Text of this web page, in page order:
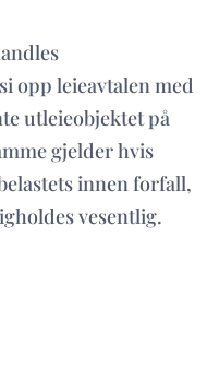
opp leieavtalen med
utleieobjektet på
gjelder hvis
innen forfall,
vesentlig.